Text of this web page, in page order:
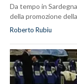
Da tempo in
della promozione
Roberto Rubiu